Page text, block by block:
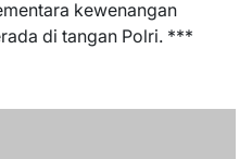
kewenangan
di tangan Polri. ***